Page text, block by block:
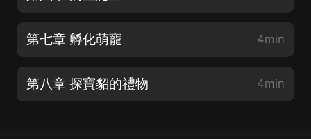
第七章 孵化萌寵 4min
第八章 探寶貂的禮物 4min